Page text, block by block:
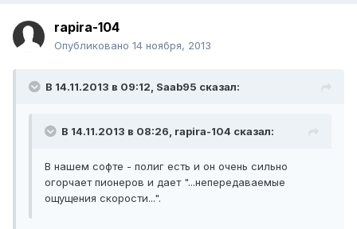
rapira-104
Опубликовано 14 ноября, 2013
В 14.11.2013 в 09:12, Saab95 сказал:
В 14.11.2013 в 08:26, rapira-104 сказал:
В нашем софте - полиг есть и он очень сильно
огорчает пионеров и дает "...непередаваемые
ощущения скорости...".